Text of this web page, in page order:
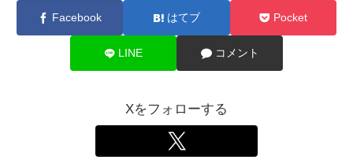
Facebook はてブ Pocket
LINE コメント
Xをフォローする